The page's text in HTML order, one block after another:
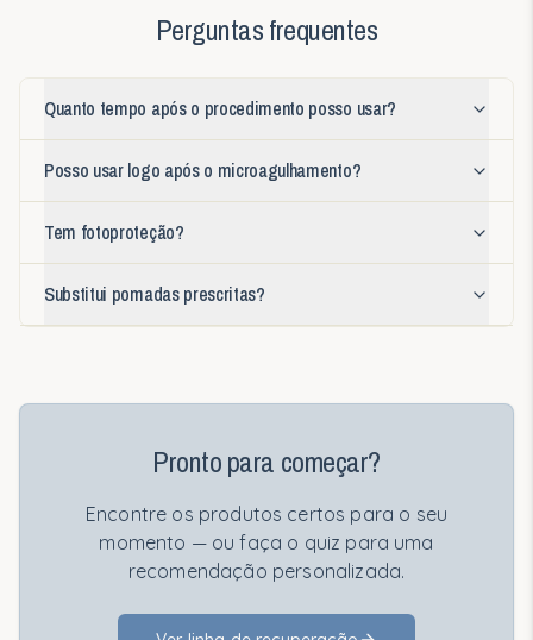
Perguntas frequentes
Quanto tempo após o procedimento posso usar?
Posso usar logo após o microagulhamento?
Tem fotoproteção?
Substitui pomadas prescritas?
Pronto para começar?
Encontre os produtos certos para o seu
momento — ou faça o quiz para uma
recomendação personalizada.